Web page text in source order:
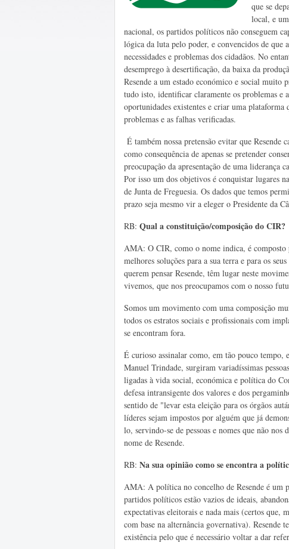
que se
local, e
nacional, os partidos políticos não conseguem
lógica da luta pelo poder, e convencidos de que
necessidades e problemas dos cidadãos. No
desemprego à desertificação, da baixa da
Resende a um estado económico e social
tudo isto, identificar claramente os problemas e
oportunidades existentes e criar uma plataforma
problemas e as falhas verificadas.
É também nossa pretensão evitar que Resende
como consequência de apenas se pretender
preocupação da apresentação de uma liderança
Por isso um dos objetivos é conquistar lugares
de Junta de Freguesia. Os dados que temos
prazo seja mesmo vir a eleger o Presidente da
RB: Qual a constituição/composição do CIR?
AMA: O CIR, como o nome indica, é composto
melhores soluções para a sua terra e para os
querem pensar Resende, têm lugar neste
vivemos, que nos preocupamos com o nosso
Somos um movimento com uma composição
todos os estratos sociais e profissionais com
se encontram fora.
É curioso assinalar como, em tão pouco tempo,
Manuel Trindade, surgiram variadíssimas
ligadas à vida social, económica e política do
defesa intransigente dos valores e dos
sentido de "levar esta eleição para os órgãos
líderes sejam impostos por alguém que já
lo, servindo-se de pessoas e nomes que não
nome de Resende.
RB: Nasua opinião como se encontra a
AMA: A política no concelho de Resende é um
partidos políticos estão vazios de ideais,
expectativas eleitorais e nada mais (certos que,
com base na alternância governativa). Resende
existência pelo que é necessário voltar a dar